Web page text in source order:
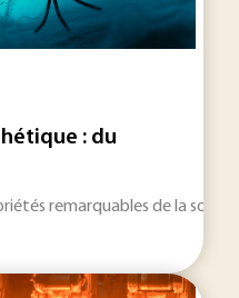
: du
remarquables de la soie